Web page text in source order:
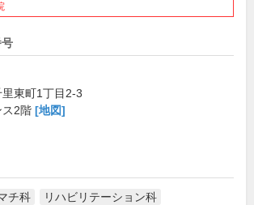
東町1丁目2-3
ス2階 [地図]
チ科 リハビリテーション科